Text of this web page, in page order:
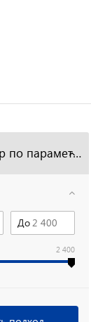
Подбор по параметрам
До
2 400